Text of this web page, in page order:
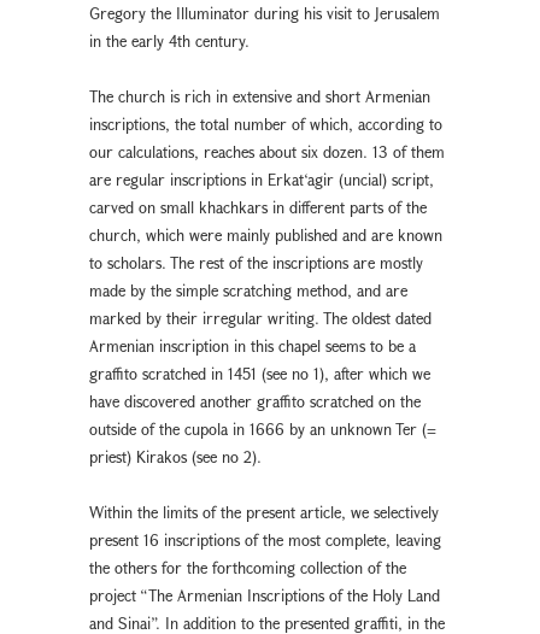
Gregory the Illuminator during his visit to Jerusalem
in the early 4th century.
The church is rich in extensive and short Armenian
inscriptions, the total number of which, according to
our calculations, reaches about six dozen. 13 of them
are regular inscriptions in Erkat‘agir (uncial) script,
carved on small khachkars in different parts of the
church, which were mainly published and are known
to scholars. The rest of the inscriptions are mostly
made by the simple scratching method, and are
marked by their irregular writing. The oldest dated
Armenian inscription in this chapel seems to be a
graffito scratched in 1451 (see no 1), after which we
have discovered another graffito scratched on the
outside of the cupola in 1666 by an unknown Ter (=
priest) Kirakos (see no 2).
Within the limits of the present article, we selectively
present 16 inscriptions of the most complete, leaving
the others for the forthcoming collection of the
project “The Armenian Inscriptions of the Holy Land
and Sinai”. In addition to the presented graffiti, in the